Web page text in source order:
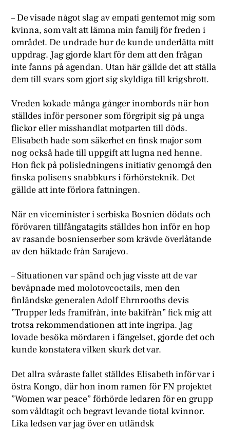
– De visade något slag av empati gentemot mig som
kvinna, som valt att lämna min familj för freden i
området. De undrade hur de kunde underlätta mitt
uppdrag. Jag gjorde klart för dem att den frågan
inte fanns på agendan. Utan här gällde det att ställa
dem till svars som gjort sig skyldiga till krigsbrott.
Vreden kokade många gånger inombords när hon
ställdes inför personer som förgripit sig på unga
flickor eller misshandlat motparten till döds.
Elisabeth hade som säkerhet en finsk major som
nog också hade till uppgift att lugna ned henne.
Hon fick på polisledningens initiativ genomgå den
finska polisens snabbkurs i förhörsteknik. Det
gällde att inte förlora fattningen.
När en viceminister i serbiska Bosnien dödats och
förövaren tillfångatagits ställdes hon inför en hop
av rasande bosnienserber som krävde överlåtande
av den häktade från Sarajevo.
– Situationen var spänd och jag visste att de var
beväpnade med molotovcoctails, men den
finländske generalen Adolf Ehrnrooths devis
”Trupper leds framifrån, inte bakifrån” fick mig att
trotsa rekommendationen att inte ingripa. Jag
lovade besöka mördaren i fängelset, gjorde det och
kunde konstatera vilken skurk det var.
Det allra svåraste fallet ställdes Elisabeth inför var i
östra Kongo, där hon inom ramen för FN projektet
”Women war peace” förhörde ledaren för en grupp
som våldtagit och begravt levande tiotal kvinnor.
Lika ledsen var jag över en utländsk